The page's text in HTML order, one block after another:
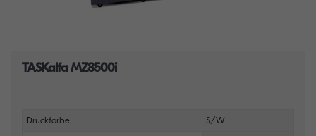
TASKalfa MZ8500i
Druckfarbe S/W